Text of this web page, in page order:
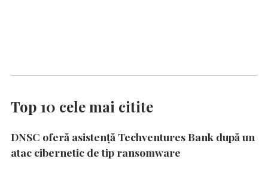
Top 10 cele mai citite
DNSC oferă asistență Techventures Bank după un
atac cibernetic de tip ransomware